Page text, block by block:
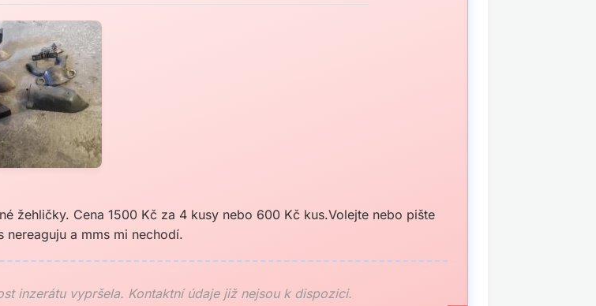
žehličky. Cena 1500 Kč za 4 kusy nebo 600 Kč kus.Volejte nebo pište
nereaguju a mms mi nechodí.
inzerátu vypršela. Kontaktní údaje již nejsou k dispozici.